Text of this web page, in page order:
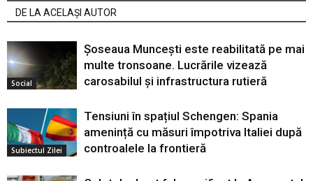
DE LA ACELAȘI AUTOR
Social
Șoseaua Muncești este reabilitată pe mai
multe tronsoane. Lucrările vizează
carosabilul și infrastructura rutieră
Subiectul Zilei
Tensiuni în spațiul Schengen: Spania
amenință cu măsuri împotriva Italiei după
controalele la frontieră